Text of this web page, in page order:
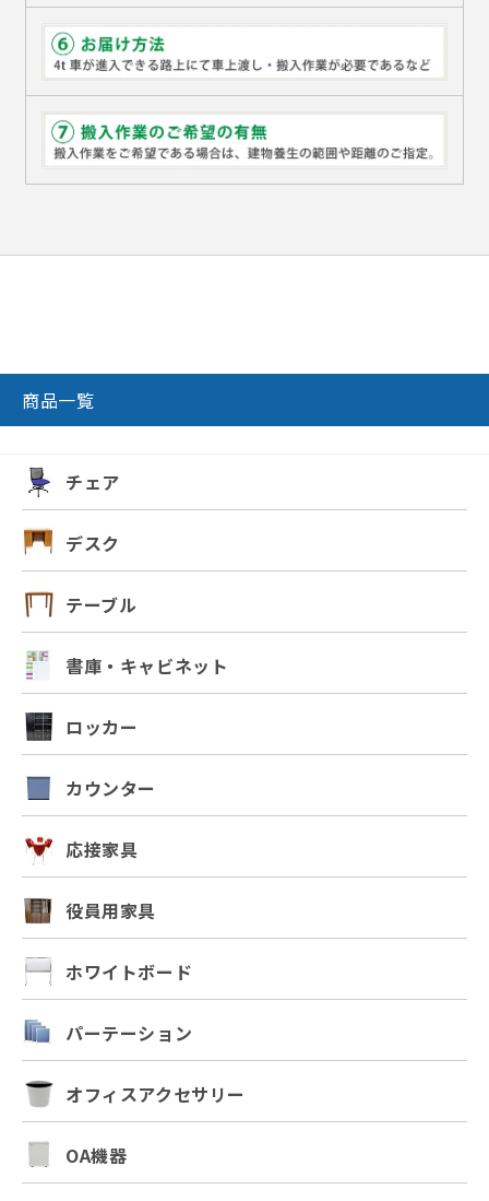
商品一覧
チェア
デスク
テーブル
書庫・キャビネット
ロッカー
カウンター
応接家具
役員用家具
ホワイトボード
パーテーション
オフィスアクセサリー
OA機器